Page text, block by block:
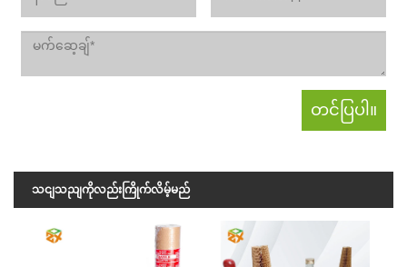
သငျသညျကိုလည်းကြိုက်လိမ့်မည်